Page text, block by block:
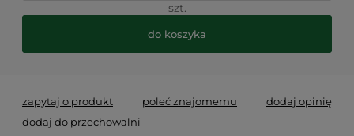
szt.
do koszyka
zapytaj o produkt poleć znajomemu
dodaj opinię
dodaj do przechowalni